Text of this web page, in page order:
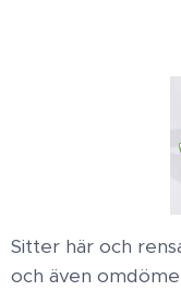
Sitter här och
och även